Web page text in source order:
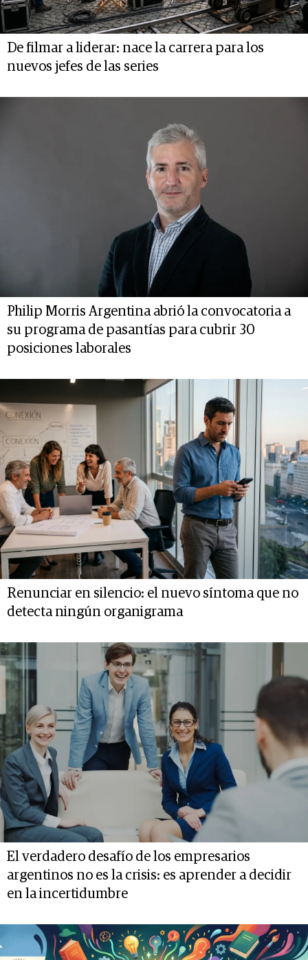
De filmar a liderar: nace la carrera para los
nuevos jefes de las series
Philip Morris Argentina abrió la convocatoria a
su programa de pasantías para cubrir 30
posiciones laborales
Renunciar en silencio: el nuevo síntoma que no
detecta ningún organigrama
El verdadero desafío de los empresarios
argentinos no es la crisis: es aprender a decidir
en la incertidumbre